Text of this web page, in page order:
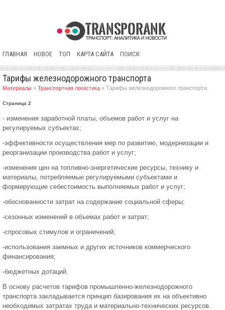
ГЛАВНАЯ НОВОЕ ТОП КАРТА САЙТА ПОИСК
Тарифы железнодорожного транспорта
Материалы » Транспортная логистика » Тарифы железнодорожного транспорта
Страница 2
- изменения заработной платы, объемов работ и услуг на
регулируемых субъектах;
-эффективности осуществления мер по развитию, модернизации и
реорганизации производства работ и услуг;
-изменения цен на топливно-энергетические ресурсы, технику и
материалы, потребляемые регулируемыми субъектами и
формирующие себестоимость выполняемых работ и услуг;
-обоснованности затрат на содержание социальной сферы;
-сезонных изменений в объемах работ и затрат;
-спросовых стимулов и ограничений;
-использования заемных и других источников коммерческого
финансирования;
-бюджетных дотаций.
В основу расчетов тарифов промышленно-железнодорожного
транспорта закладывается принцип базирования их на объективно
необходимых затратах труда и материально-технических ресурсов.